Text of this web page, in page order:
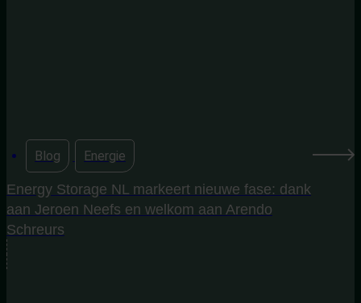
Blog Energie
Energy Storage NL markeert nieuwe fase: dank
aan Jeroen Neefs en welkom aan Arendo
Schreurs